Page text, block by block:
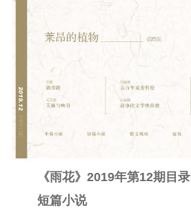
《雨花》2019年第12期目录
短篇小说